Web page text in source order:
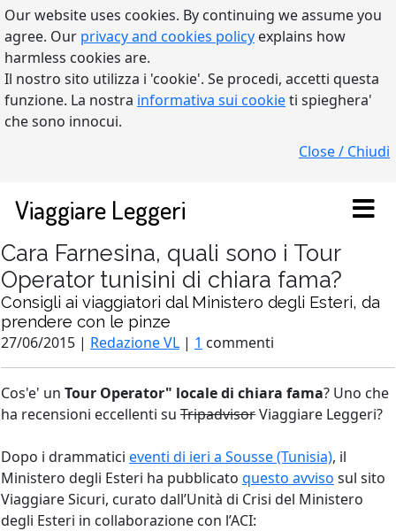
Our website uses cookies. By continuing we assume you
agree. Our privacy and cookies policy explains how
harmless cookies are.
Il nostro sito utilizza i 'cookie'. Se procedi, accetti questa
funzione. La nostra informativa sui cookieti spieghera'
che sono innocui.
Close / Chiudi
Viaggiare Leggeri
Cara Farnesina, quali sono i Tour
Operator tunisini di chiara fama?
Consigli ai viaggiatori dal Ministero degli Esteri, da
prendere con le pinze
27/06/2015 | Redazione VL | 1 commenti
Cos'e' un Tour Operator" locale di chiara fama? Uno che
ha recensioni eccellenti su TripadvisorViaggiare Leggeri?
Dopo i drammatici eventi di ieri a Sousse (Tunisia), il
Ministero degli Esteri ha pubblicato questo avviso sul sito
Viaggiare Sicuri, curato dall’Unità di Crisi del Ministero
degli Esteri in collaborazione con l’ACI: